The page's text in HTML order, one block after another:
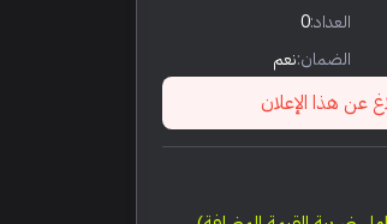
العداد:0
الضمان:نعم
عن هذا الإعلان